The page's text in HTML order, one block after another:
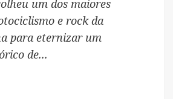
um dos maiores
e rock da
para eternizar um
de...